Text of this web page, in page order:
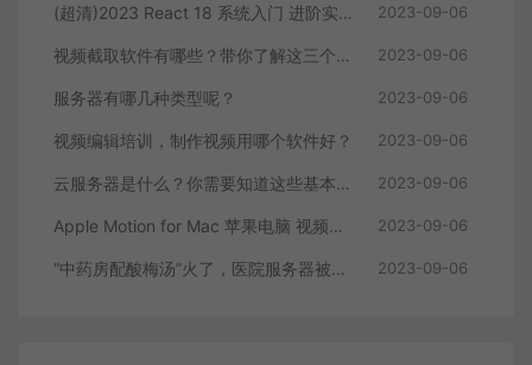
(超清)2023 React 18 系统入门 进阶实战《欢乐购》 2023-09-06
视频截取软件有哪些？带你了解这三个视频编辑软件 2023-09-06
服务器有哪几种类型呢？ 2023-09-06
视频编辑培训，制作视频用哪个软件好？ 2023-09-06
云服务器是什么？你需要知道这些基本知识 2023-09-06
Apple Motion for Mac 苹果电脑 视频编辑软件 2023-09-06
“中药房配酸梅汤”火了，医院服务器被挤爆，网友：更适合中国宝宝体质 2023-09-06